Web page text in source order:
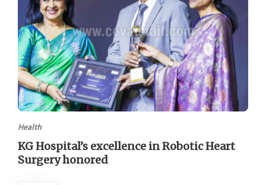
Health
KG Hospital’s excellence in Robotic Heart
Surgery honored